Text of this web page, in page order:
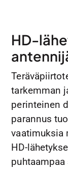
HD-
tarkemman
perinteinen
parannus
vaatimuksia
HD-